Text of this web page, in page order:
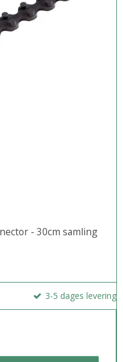
- 30cm samling
3-5 dages levering